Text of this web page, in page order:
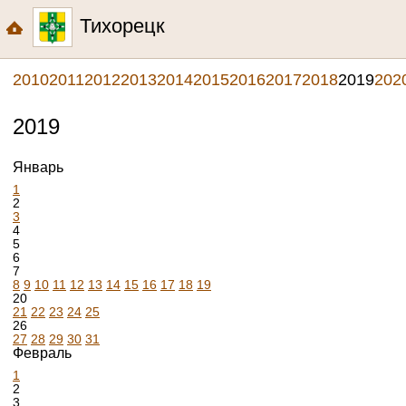
Тихорецк
2010201120122013201420152016201720182019
2019
Январь
1
2
3
4
5
6
7
8 9 10 11 12 13 14 15 16 17 18 19
20
21 22 23 24 25
26
27 28 29 30 31
Февраль
1
2
3